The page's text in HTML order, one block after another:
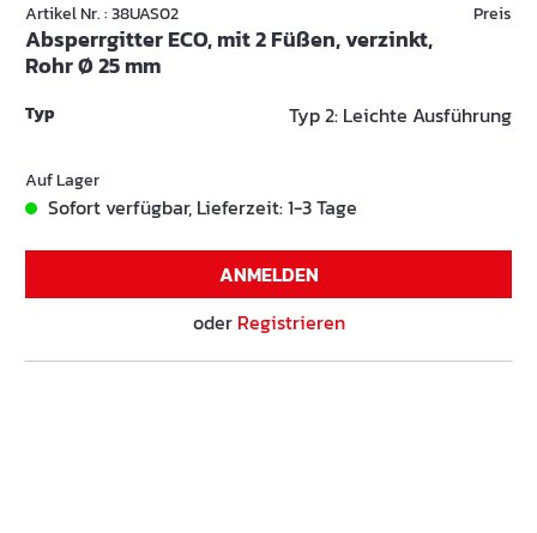
Artikel Nr. : 38UAS02
Absperrgitter ECO, mit 2 Füßen, verzinkt,
Rohr Ø 25 mm
Preis
Typ Typ 2: Leichte Ausführung
Auf Lager
Sofort verfügbar, Lieferzeit: 1-3 Tage
ANMELDEN
oder Registrieren